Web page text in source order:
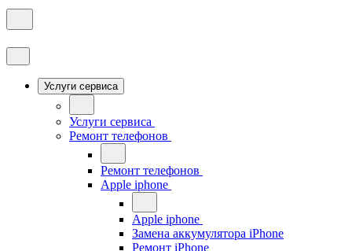
Услуги сервиса
Услуги сервиса
Ремонт телефонов
Ремонт телефонов
Apple iphone
Apple iphone
Замена аккумулятора iPhone
Ремонт iPhone